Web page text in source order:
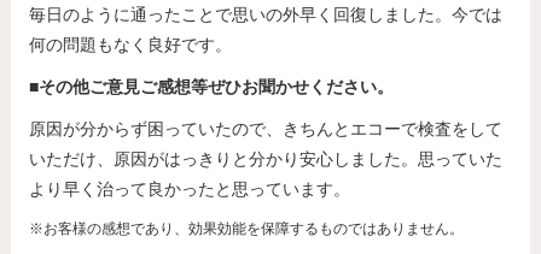
毎日のように通ったことで思いの外早く回復しました。今では
何の問題もなく良好です。
■その他ご意見ご感想等ぜひお聞かせください。
原因が分からず困っていたので、きちんとエコーで検査をして
いただけ、原因がはっきりと分かり安心しました。思っていた
より早く治って良かったと思っています。
※お客様の感想であり、効果効能を保障するものではありません。